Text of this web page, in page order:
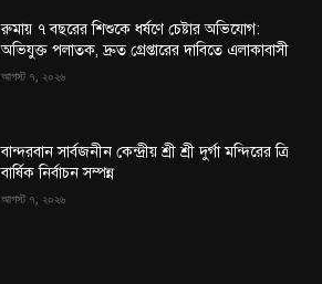
রুমায় ৭ বছরের শিশুকে ধর্ষণে চেষ্টার অভিযোগ:
অভিযুক্ত পলাতক, দ্রুত গ্রেপ্তারের দাবিতে এলাকাবাসী
আগস্ট ৭, ২০২৬
বান্দরবান সার্বজনীন কেন্দ্রীয় শ্রী শ্রী দুর্গা মন্দিরের ত্রি
বার্ষিক নির্বাচন সম্পন্ন
আগস্ট ৭, ২০২৬